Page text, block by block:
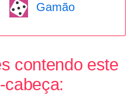
Gamão
contendo este
cabeça: